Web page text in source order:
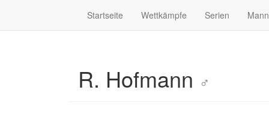
Startseite Wettkämpfe Serien
R. Hofmann ♂